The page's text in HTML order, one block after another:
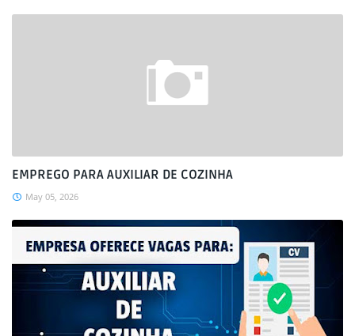
EMPREGO PARA AUXILIAR DE COZINHA
May 05, 2026